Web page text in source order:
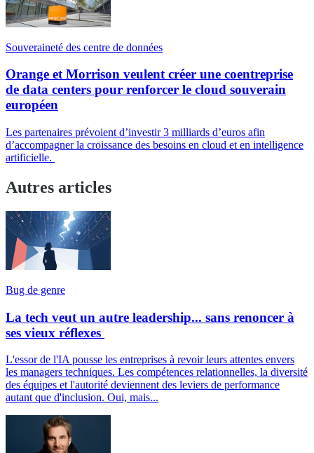
Souveraineté des centre de données
Orange et Morrison veulent créer une coentreprise
de data centers pour renforcer le cloud souverain
européen
Les partenaires prévoient d’investir 3 milliards d’euros afin
d’accompagner la croissance des besoins en cloud et en intelligence
artificielle.
Autres articles
Bug de genre
La tech veut un autre leadership... sans renoncer à
ses vieux réflexes
L'essor de l'IA pousse les entreprises à revoir leurs attentes envers
les managers techniques. Les compétences relationnelles, la diversité
des équipes et l'autorité deviennent des leviers de performance
autant que d'inclusion. Oui, mais...